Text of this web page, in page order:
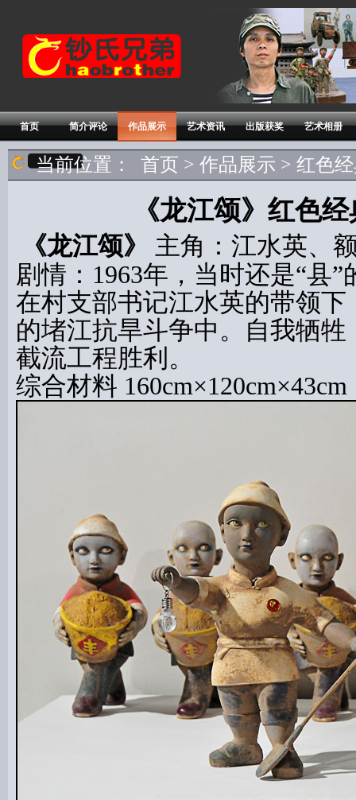
首页 简介评论 作品展示 艺术资讯 出版获奖 艺术相册
当前位置： 首页 > 作品展示 > 红色
《龙江颂》红色
《龙江颂》
主角：江水英、
剧情：1963年，当时还是“县
在村支部书记江水英的带领
的堵江抗旱斗争中。自我牺
截流工程胜利。
综合材料 160cm×120cm×43cm